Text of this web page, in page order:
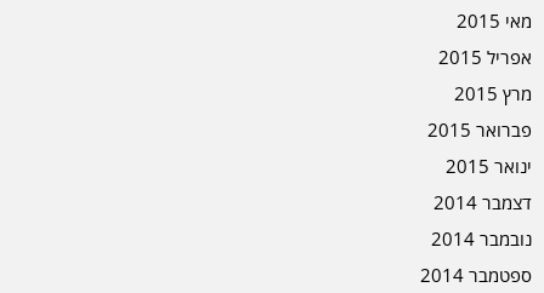
מאי 2015
אפריל 2015
מרץ 2015
פברואר 2015
ינואר 2015
דצמבר 2014
נובמבר 2014
ספטמבר 2014